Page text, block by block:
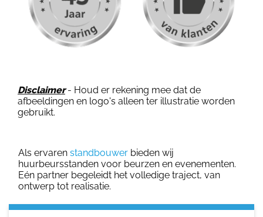
Disclaimer- Houd er rekening mee dat de
afbeeldingen en logo's alleen ter illustratie worden
gebruikt.
Als ervaren standbouwer bieden wij
huurbeursstanden voor beurzen en evenementen.
Eén partner begeleidt het volledige traject, van
ontwerp tot realisatie.